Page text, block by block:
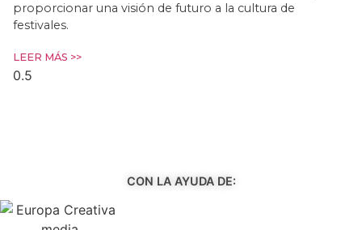
proporcionar una visión de futuro a la cultura de
festivales.
LEER MÁS >>
CON LA AYUDA DE: